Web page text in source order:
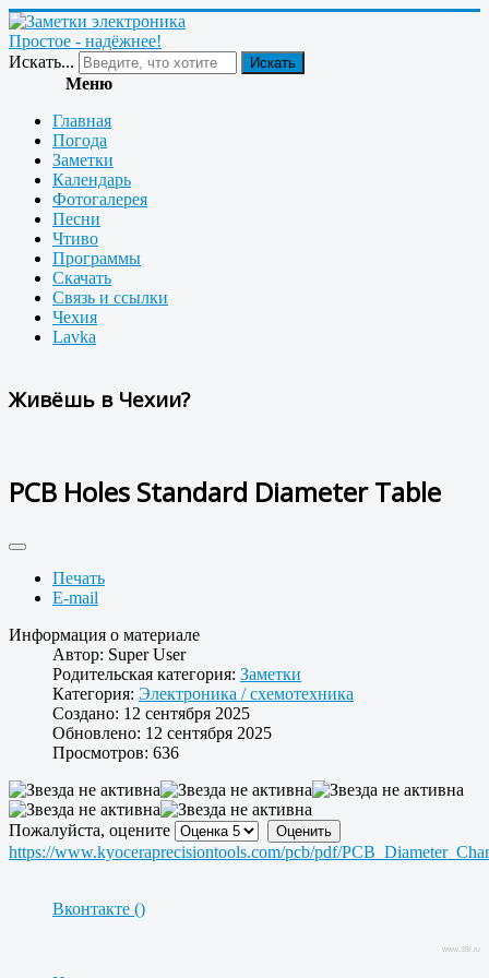
Простое - надёжнее!
Искать...
Искать
Меню
Главная
Погода
Заметки
Календарь
Фотогалерея
Песни
Чтиво
Программы
Скачать
Связь и ссылки
Чехия
Lavka
Живёшь в Чехии?
PCB Holes Standard Diameter Table
Печать
E-mail
Информация о материале
Автор: Super User
Родительская категория: Заметки
Категория: Электроника / cхемотехника
Создано: 12 сентября 2025
Обновлено: 12 сентября 2025
Просмотров: 636
Пожалуйста, оцените
https://www.kyoceraprecisiontools.com/pcb/pdf/
Вконтакте ()
www.38i.ru